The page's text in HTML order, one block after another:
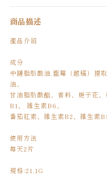
商品描述
產品介紹
成分
中鏈脂肪酸油.藍莓（越橘）提
油、
甘油脂肪酸酯、香料、梔子花
B1、 維生素B6、
番茄紅素、維生素B2、維生素
使用方法
每天2片
規格:21.1G